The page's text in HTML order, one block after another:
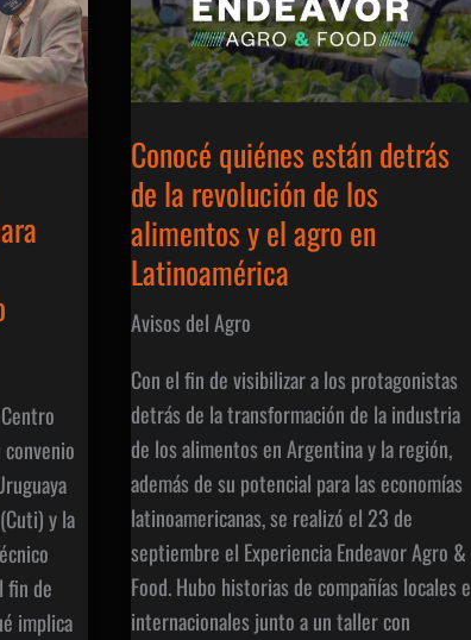
y la
fin de
implica
Conocé quiénes están detrás
de la revolución de los
alimentos y el agro en
Latinoamérica
Avisos del Agro
Con el fin de visibilizar a los protagonistas
detrás de la transformación de la industria
de los alimentos en Argentina y la región,
además de su potencial para las economías
latinoamericanas, se realizó el 23 de
septiembre el Experiencia Endeavor Agro &
Food. Hubo historias de compañías locales e
internacionales junto a un taller con